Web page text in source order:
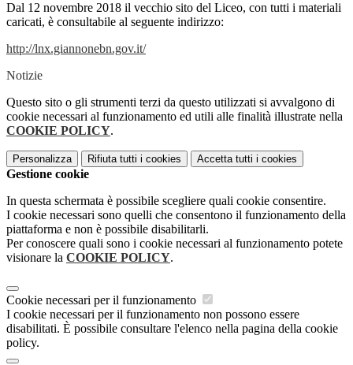
Dal 12 novembre 2018 il vecchio sito del Liceo, con tutti i materiali
caricati, è consultabile al seguente indirizzo:
http://lnx.giannonebn.gov.it/
Notizie
Questo sito o gli strumenti terzi da questo utilizzati si avvalgono di
cookie necessari al funzionamento ed utili alle finalità illustrate nella
COOKIE POLICY.
Personalizza Rifiuta tutti i cookies Accetta tutti i cookies
Gestione cookie
In questa schermata è possibile scegliere quali cookie consentire.
I cookie necessari sono quelli che consentono il funzionamento della
piattaforma e non è possibile disabilitarli.
Per conoscere quali sono i cookie necessari al funzionamento potete
visionare la COOKIE POLICY.
Cookie necessari per il funzionamento
I cookie necessari per il funzionamento non possono essere
disabilitati. È possibile consultare l'elenco nella pagina della cookie
policy.